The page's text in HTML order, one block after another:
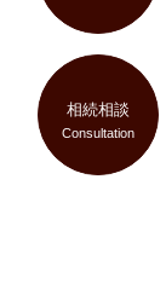
相続相談
Consultation